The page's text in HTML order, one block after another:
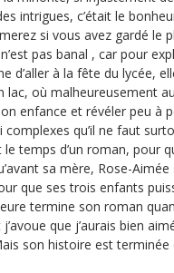
intrigues, c’était le
si vous avez gardé le
pas banal , car pour
d’aller à la fête du lycée,
lac, où malheureusement
enfance et révéler peu à
qu’il ne faut
temps d’un roman, pour
sa mère, Rose-
que ses trois enfants
termine son roman
que j’aurais bien
son histoire est terminée